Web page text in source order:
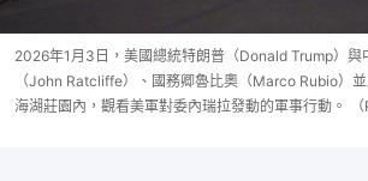
2026年1月3日，美國總統特朗普（Donald Trump）與
（John Ratcliffe）、國務卿魯比奧（Marco Rubio）
海湖莊園內，觀看美軍對委內瑞拉發動的軍事行動。 （